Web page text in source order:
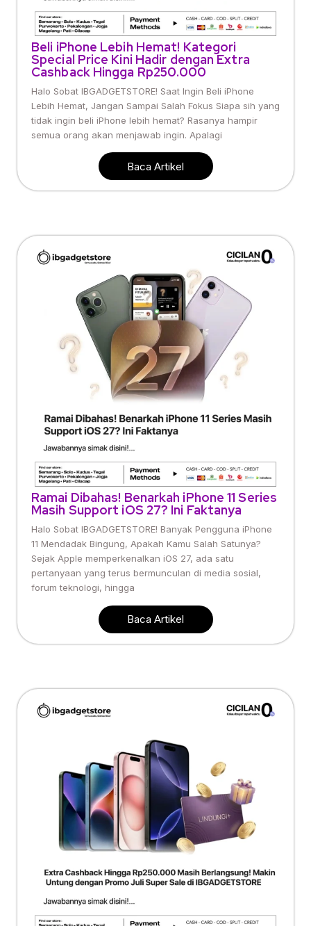
Beli iPhone Lebih Hemat! Kategori
Special Price Kini Hadir dengan Extra
Cashback Hingga Rp250.000
Halo Sobat IBGADGETSTORE! Saat Ingin Beli iPhone
Lebih Hemat, Jangan Sampai Salah Fokus Siapa sih yang
tidak ingin beli iPhone lebih hemat? Rasanya hampir
semua orang akan menjawab ingin. Apalagi
Baca Artikel
Ramai Dibahas! Benarkah iPhone 11 Series
Masih Support iOS 27? Ini Faktanya
Halo Sobat IBGADGETSTORE! Banyak Pengguna iPhone
11 Mendadak Bingung, Apakah Kamu Salah Satunya?
Sejak Apple memperkenalkan iOS 27, ada satu
pertanyaan yang terus bermunculan di media sosial,
forum teknologi, hingga
Baca Artikel